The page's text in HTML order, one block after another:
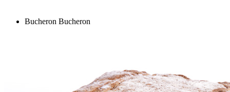
Bucheron Bucheron